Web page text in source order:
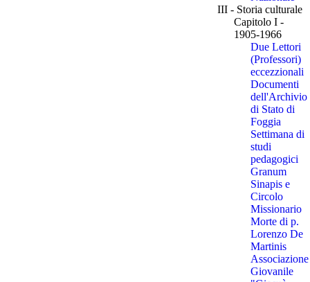
III - Storia culturale
Capitolo I -
1905-1966
Due Lettori
(Professori)
eccezzionali
Documenti
dell'Archivio
di Stato di
Foggia
Settimana di
studi
pedagogici
Granum
Sinapis e
Circolo
Missionario
Morte di p.
Lorenzo De
Martinis
Associazione
Giovanile